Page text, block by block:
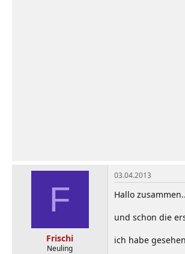
F
Frischi
Neuling
03.04.2013
Hallo
und schon die
ich habe